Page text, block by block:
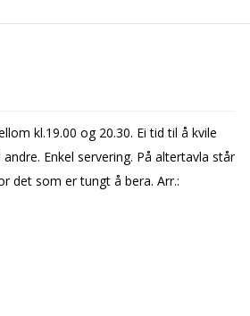
kl.19.00 og 20.30. Ei tid til å kvile
Enkel servering. På altertavla står
det som er tungt å bera. Arr.: